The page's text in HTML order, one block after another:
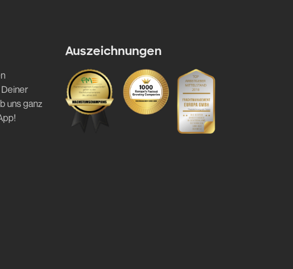
uns ganz
Auszeichnungen